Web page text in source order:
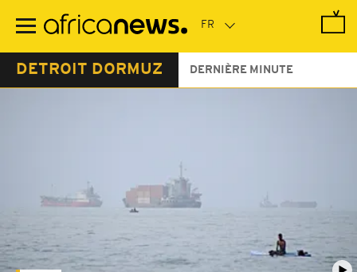
contenu
DETROIT DORMUZ DERNIÈRE MINUTE